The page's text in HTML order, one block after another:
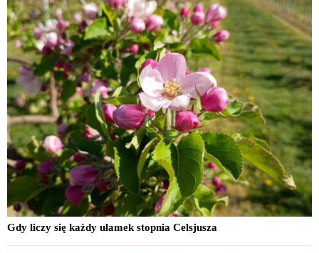
Gdy liczy się każdy ułamek stopnia Celsjusza